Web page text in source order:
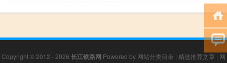
Copyright © 2012 - 2026 长江铁路网 Powered by 网站分类目录 | 精选推荐文章 | 网